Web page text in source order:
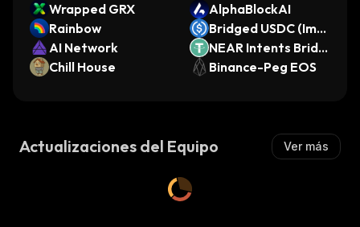
Wrapped GRX
AlphaBlockAI
Rainbow
Bridged USDC (Imm
utable zkEVM)
AI Network
NEAR Intents Bridg
ed USDT
Chill House Binance-Peg EOS
Actualizaciones del Equipo Ver más